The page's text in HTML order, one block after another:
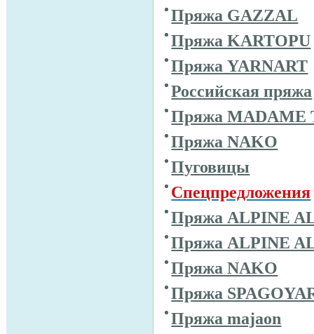
Пряжа GAZZAL
Пряжа KARTOPU
Пряжа YARNART
Российская пряжа
Пряжа MADAME
Пряжа NAKO
Пуговицы
Спецпредложения
Пряжа ALPINE
Пряжа ALPINE
Пряжа NAKO
Пряжа
Пряжа majaon